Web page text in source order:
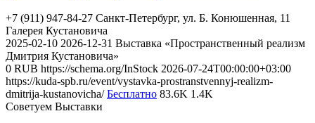
+7 (911) 947-84-27 Санкт-Петербург, ул. Б. Конюшенная, 11
Галерея Кустановича
2025-02-10 2026-12-31 Выставка «Пространственный реализм
Дмитрия Кустановича»
0 RUB https://schema.org/InStock 2026-07-24T00:00:00+03:00
https://kuda-spb.ru/event/vystavka-prostranstvennyj-realizm-
dmitrija-kustanovicha/ Бесплатно 83.6K 1.4K
Советуем Выставки